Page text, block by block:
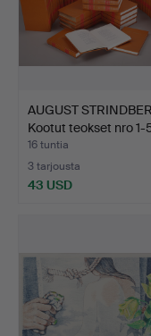
AUGUST
Kootut teokset nro
16 tuntia
3 tarjousta
43 USD